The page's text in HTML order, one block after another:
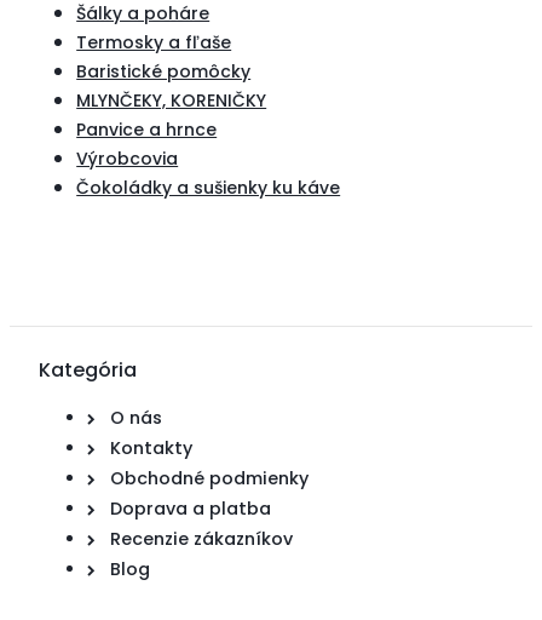
Šálky a poháre
Termosky a fľaše
Baristické pomôcky
MLYNČEKY, KORENIČKY
Panvice a hrnce
Výrobcovia
Čokoládky a sušienky ku káve
Kategória
O nás
Kontakty
Obchodné podmienky
Doprava a platba
Recenzie zákazníkov
Blog